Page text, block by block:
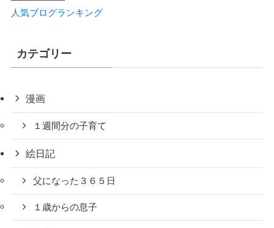
人気ブログランキング
カテゴリー
漫画
１週間分の子育て
絵日記
父になった３６５日
１歳からの息子